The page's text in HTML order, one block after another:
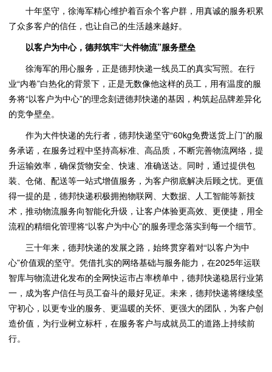
十年坚守，徐海军精心维护着百余个客户群，用真诚的服务积累
了众多客户的信任，也让自己的生活越来越好。
以客户为中心，德邦筑牢“大件物流”服务壁垒
徐海军的用心服务，正是德邦快递一线员工的真实写照。在行
业“内卷”白热化的背景下，正是无数像他这样的员工，用有温度的服
务将“以客户为中心”的理念刻进德邦快递的基因，构筑起品牌差异化
的竞争壁垒。
作为大件快递的先行者，德邦快递坚守“60kg免费送货上门”的服
务承诺，在服务过程中坚持高标准、高品质，不断完善物流网络，提
升运输效率，确保货物安全、快速、准确送达。同时，通过提供包
装、仓储、配送等一站式增值服务，为客户彻底解决后顾之忧。更值
得一提的是，德邦快递积极拥抱物联网、大数据、人工智能等新技
术，推动物流服务向智能化升级，让客户体验更高效、更便捷，用全
流程的精细化管理将“以客户为中心”的服务理念落实到每一个细节。
三十年来，德邦快递的发展之路，始终贯穿着对“以客户为中
心”价值观的坚守。凭借扎实的网络基础与服务能力，在2025年运联
智库与物流进化发布的全网快运市占率榜单中，德邦快递稳居行业第
一，成为客户信任与员工奋斗的最好见证。未来，德邦快递将继续坚
守初心，以更专业的服务、更温暖的关怀、更强大的团队，为客户创
造价值，为行业树立标杆，在服务客户与成就员工的道路上持续前
行。